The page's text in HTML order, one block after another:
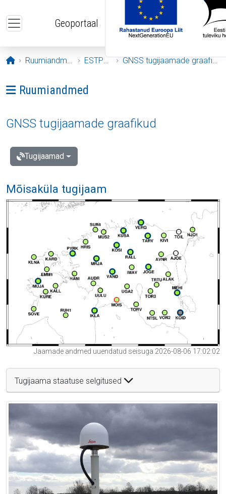
Geoportaal
Avaleht
Ruumiandmed ESTPOS GNSS tugijaamade graafikud
Ava menüü: Ruumiandmed
Ruumiandmed
GNSS tugijaamade graafikud
Tugijaamad
Mõisaküla tugijaam
Jaamade andmed uuendatud seisuga 2026-08-06 17:02:02
Tugijaama staatuse selgitused